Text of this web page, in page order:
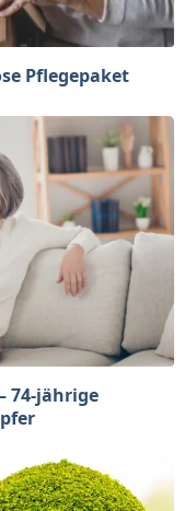
Pflegepaket
74-jährige